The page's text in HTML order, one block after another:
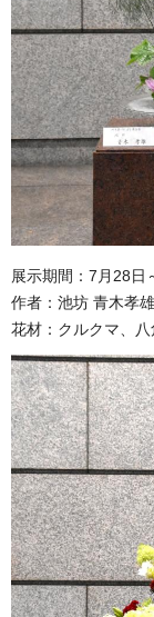
展示期間：7月28日
作者：池坊 青木孝
花材：クルクマ、